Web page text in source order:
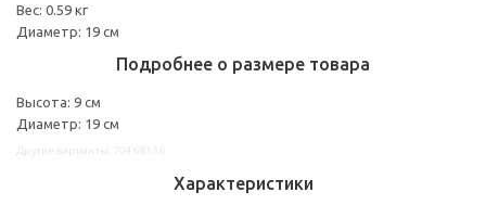
Вес: 0.59 кг
Диаметр: 19 см
Подробнее о размере товара
Высота: 9 см
Диаметр: 19 см
Характеристики